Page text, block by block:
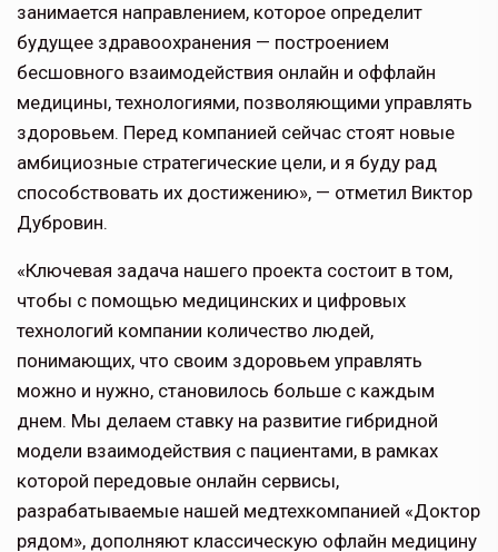
занимается направлением, которое определит
будущее здравоохранения — построением
бесшовного взаимодействия онлайн и оффлайн
медицины, технологиями, позволяющими управлять
здоровьем. Перед компанией сейчас стоят новые
амбициозные стратегические цели, и я буду рад
способствовать их достижению», — отметил Виктор
Дубровин.
«Ключевая задача нашего проекта состоит в том,
чтобы с помощью медицинских и цифровых
технологий компании количество людей,
понимающих, что своим здоровьем управлять
можно и нужно, становилось больше с каждым
днем. Мы делаем ставку на развитие гибридной
модели взаимодействия с пациентами, в рамках
которой передовые онлайн сервисы,
разрабатываемые нашей медтехкомпанией «Доктор
рядом», дополняют классическую офлайн медицину